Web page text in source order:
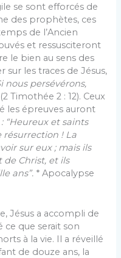
se sont efforcés de
des prophètes, ces
de l’Ancien
et ressusciteront
le bien au sens des
sur les traces de Jésus,
nous persévérons,
Timothée 2 : 12). Ceux
les épreuves auront
: “Heureux et saints
! La
sur eux ; mais ils
de Christ, et ils
ans”. * Apocalypse
Jésus a accompli de
que serait son
à la vie. Il a réveillé
de douze ans, la